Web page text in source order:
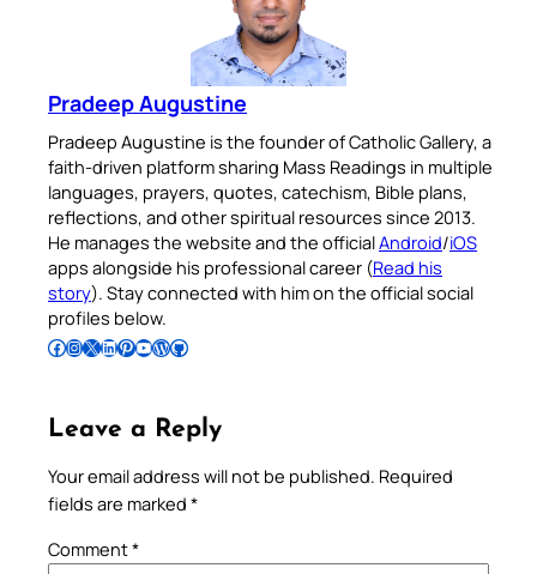
Pradeep Augustine
Pradeep Augustine is the founder of Catholic Gallery, a
faith-driven platform sharing Mass Readings in multiple
languages, prayers, quotes, catechism, Bible plans,
reflections, and other spiritual resources since 2013.
He manages the website and the officialAndroid/iOS
apps alongside his professional career (Read his
story). Stay connected with him on the official social
profiles below.
Follow Pradeep on Facebook Follow Pradeep on InstagramFollow Pradeep on X Follow Pradeep on LinkedIn Follow Pradeep on Pinterest Subscribe to Pradeep’s Youtube Channel Follow Pradeep on WordPress Follow Pradeep on GitHub
Leave a Reply
Your email address will not be published. Required
fields are marked *
Comment*